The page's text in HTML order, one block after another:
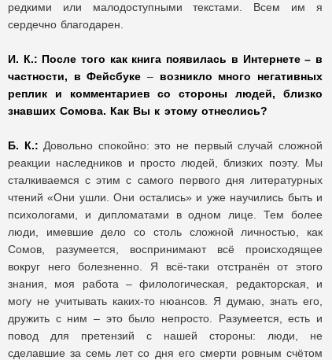
редкими или малодоступными текстами. Всем им я
сердечно благодарен.
И. К.: После того как книга появилась в Интернете – в
частности, в Фейсбуке – возникло много негативных
реплик и комментариев со стороны людей, близко
знавших Сомова. Как Вы к этому отнеслись?
Б. К.: Довольно спокойно: это не первый случай сложной
реакции наследников и просто людей, близких поэту. Мы
сталкиваемся с этим с самого первого дня литературных
чтений «Они ушли. Они остались» и уже научились быть и
психологами, и дипломатами в одном лице. Тем более
люди, имевшие дело со столь сложной личностью, как
Сомов, разумеется, воспринимают всё происходящее
вокруг него болезненно. Я всё-таки отстранён от этого
знания, моя работа – филологическая, редакторская, и
могу не учитывать каких-то нюансов. Я думаю, знать его,
дружить с ним – это было непросто. Разумеется, есть и
повод для претензий с нашей стороны: люди, не
сделавшие за семь лет со дня его смерти ровным счётом